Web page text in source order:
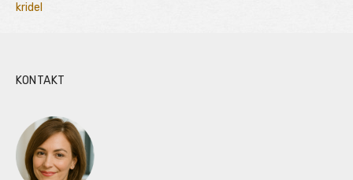
kridel
KONTAKT